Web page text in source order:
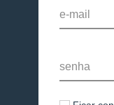
e-mail
senha